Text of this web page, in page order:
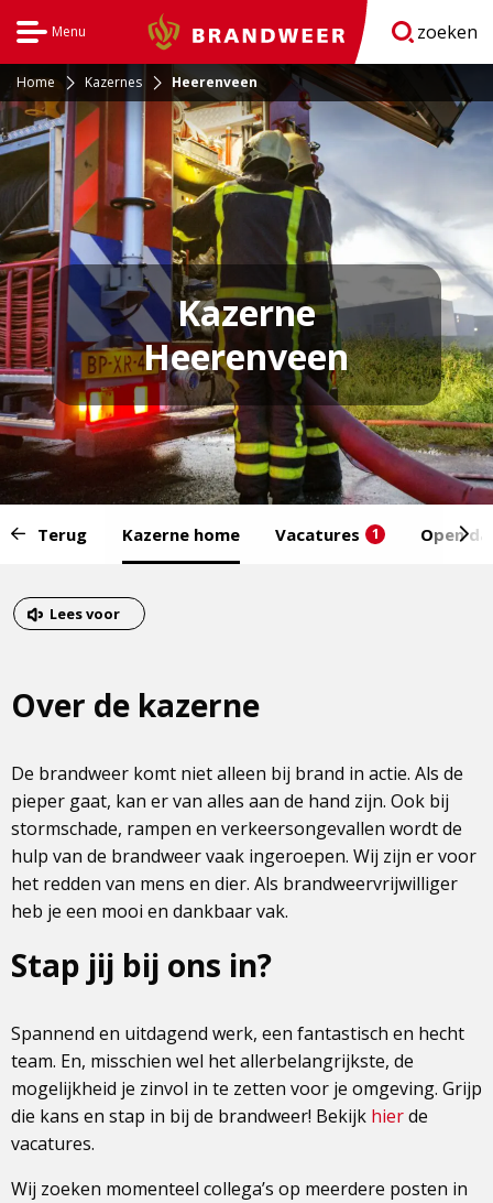
Menu Brandweer zoeken
Home Kazernes Heerenveen
Kazerne
Heerenveen
van
menu:
Terug Kazerne home Vacatures 1 Open
van
het
Dit
externe
Lees voor
Over de kazerne
De brandweer komt niet alleen bij brand in actie. Als de
pieper gaat, kan er van alles aan de hand zijn. Ook bij
stormschade, rampen en verkeersongevallen wordt de
hulp van de brandweer vaak ingeroepen. Wij zijn er voor
het redden van mens en dier. Als brandweervrijwilliger
heb je een mooi en dankbaar vak.
Stap jij bij ons in?
Spannend en uitdagend werk, een fantastisch en hecht
team. En, misschien wel het allerbelangrijkste, de
mogelijkheid je zinvol in te zetten voor je omgeving. Grijp
die kans en stap in bij de brandweer! Bekijk hierde
vacatures.
Wij zoeken momenteel collega’s op meerdere posten in